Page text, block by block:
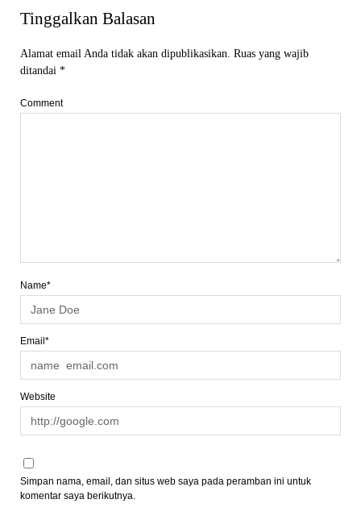
Tinggalkan Balasan
Alamat email Anda tidak akan dipublikasikan. Ruas yang wajib
ditandai *
Comment
Name*
Email*
Website
Simpan nama, email, dan situs web saya pada peramban ini untuk
komentar saya berikutnya.